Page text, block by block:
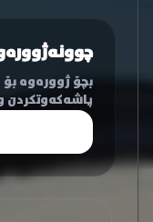
بچۆ ژوورەوە
پاشەکەوتکردن